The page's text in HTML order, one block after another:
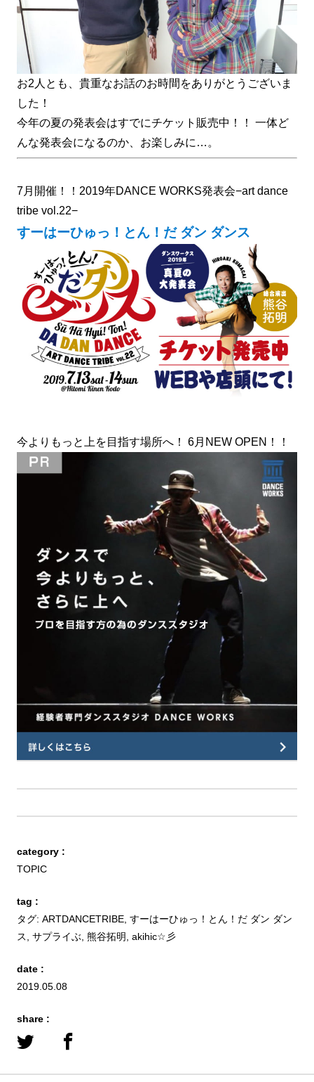
お2人とも、貴重なお話のお時間をありがとうございま
した！
今年の夏の発表会はすでにチケット販売中 ！！ 一体ど
んな発表会になるのか、お楽しみに…。
7月開催！！2019年DANCE WORKS発表会−art dance
tribe vol.22−
すーはーひゅっ！とん！だ ダン ダンス
今よりもっと上を目指す場所へ！ 6月NEW OPEN！！
category :
TOPIC
tag :
タグ: ARTDANCETRIBE, すーはーひゅっ！とん！だ ダン ダン
ス, サプライぶ, 熊谷拓明, akihic☆彡
date :
2019.05.08
share :